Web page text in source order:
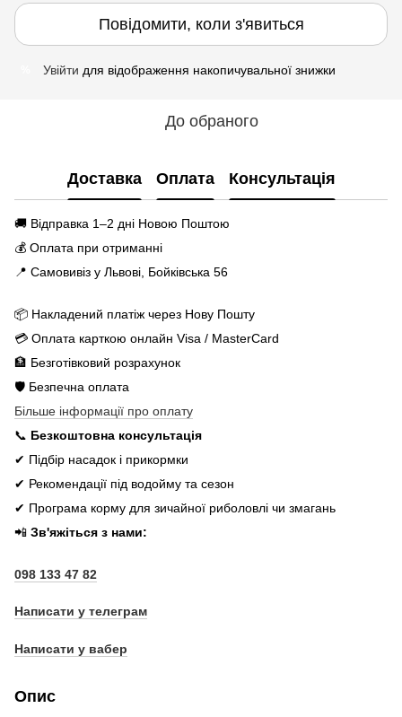
Повідомити, коли з'явиться
Увійти для відображення накопичувальної знижки
До обраного
Доставка Оплата Консультація
🚚 Відправка 1–2 дні Новою Поштою
💰 Оплата при отриманні
📍 Самовивіз у Львові, Бойківська 56
📦 Накладений платіж через Нову Пошту
💳 Оплата карткою онлайн Visa / MasterCard
🏦 Безготівковий розрахунок
🛡️ Безпечна оплата
Більше інформації про оплату
📞 Безкоштовна консультація
✔ Підбір насадок і прикормки
✔ Рекомендації під водойму та сезон
✔ Програма корму для зичайної риболовлі чи змагань
📲 Зв'яжіться з нами:
098 133 47 82
Написати у телеграм
Написати у вабер
Опис